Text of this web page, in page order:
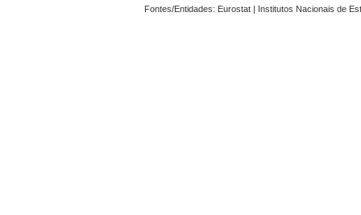
Fontes/Entidades: Eurostat | Institutos Nacionais de